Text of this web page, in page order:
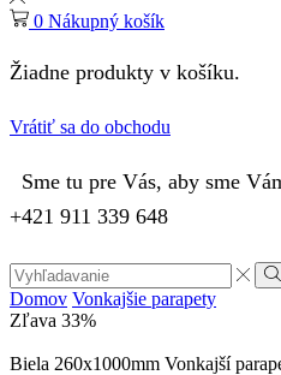
0 Nákupný košík
Žiadne produkty v košíku.
Vrátiť sa do obchodu
Sme tu pre Vás, aby sme
+421 911 339 648
Search
input
Domov Vonkajšie parapety
Zľava 33%
Biela 260x1000mm Vonkajší